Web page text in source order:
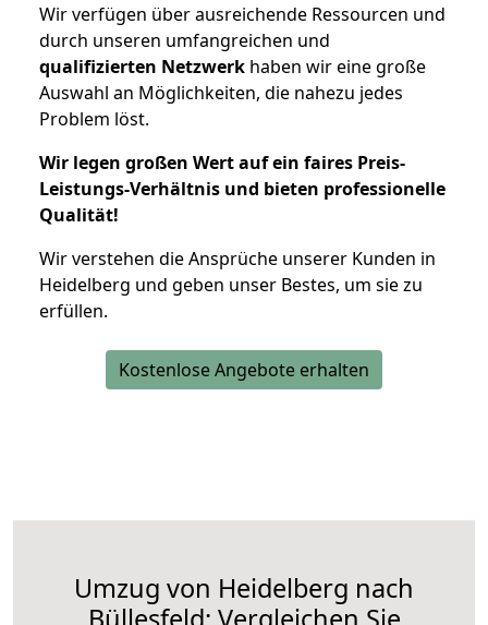
Wir verfügen über ausreichende Ressourcen und
durch unseren umfangreichen und
qualifizierten Netzwerk haben wir eine große
Auswahl an Möglichkeiten, die nahezu jedes
Problem löst.
Wir legen großen Wert auf ein faires Preis-
Leistungs-Verhältnis und bieten professionelle
Qualität!
Wir verstehen die Ansprüche unserer Kunden in
Heidelberg und geben unser Bestes, um sie zu
erfüllen.
Kostenlose Angebote erhalten
Umzug von Heidelberg nach